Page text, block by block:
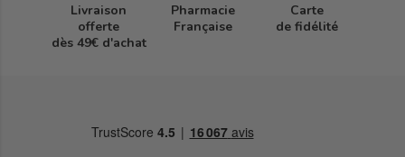
Livraison
offerte
dès 49€ d'achat
Pharmacie
Française
Carte
de fidélité